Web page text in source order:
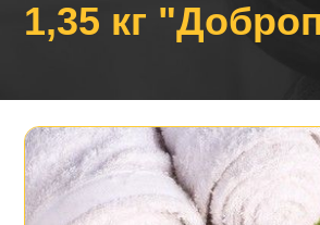
1,35 кг